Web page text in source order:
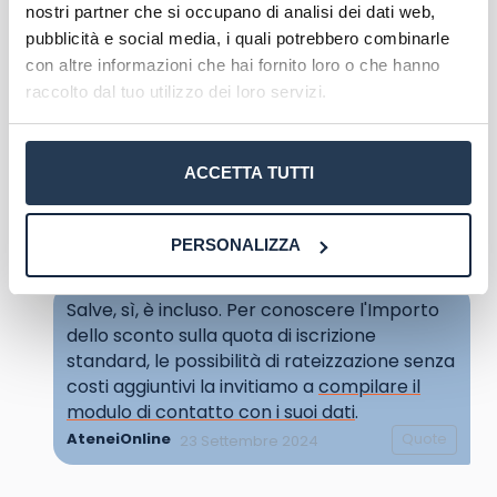
nostri partner che si occupano di analisi dei dati web,
pubblicità e social media, i quali potrebbero combinarle
con altre informazioni che hai fornito loro o che hanno
raccolto dal tuo utilizzo dei loro servizi.
ACCETTA TUTTI
PERSONALIZZA
form in pagina: in questo modo riceverai al più
presto unaconsulenza gratuita e senza impegno
Salve, Vorrei iscrivermi al Master di II° livello
Teorie e Metodi della Storia dell'Arte (MSAD) e
parte dell'iniziativa "PA 110 e Lode".
Anne-Sophie Vandamme 22 Settembre 2024
Salve, sì, è incluso. Per conoscere l'Importo
dello sconto sulla quota di iscrizione
standard, le possibilità di rateizzazione senza
costi aggiuntivi la invitiamo a compilare il
modulo di contatto con i suoi dati.
AteneiOnline 23 Settembre 2024 Quote